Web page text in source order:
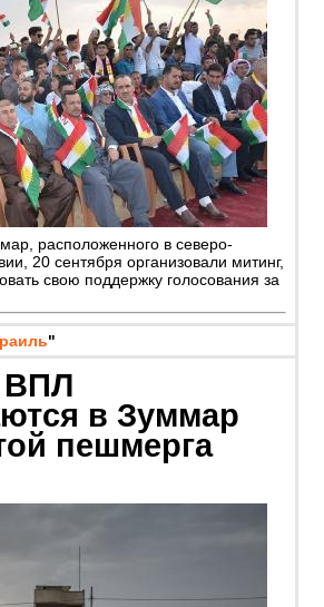
расположенного в северо-
20 сентября организовали митинг,
свою поддержку голосования за
"
ВПЛ
в Зуммар
пешмерга